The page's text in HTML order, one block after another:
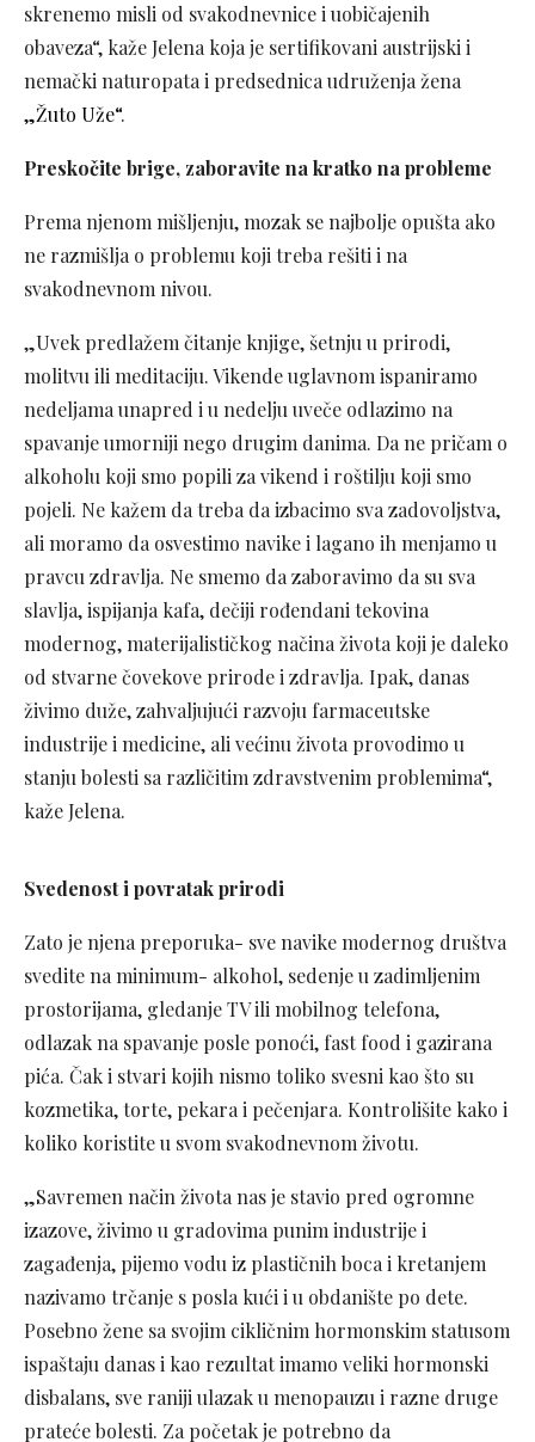
skrenemo misli od svakodnevnice i uobičajenih
obaveza“, kaže Jelena koja je sertifikovani austrijski i
nemački naturopata i predsednica udruženja žena
„Žuto Uže“.
Preskočite brige, zaboravite na kratko na probleme
Prema njenom mišljenju, mozak se najbolje opušta ako
ne razmišlja o problemu koji treba rešiti i na
svakodnevnom nivou.
„Uvek predlažem čitanje knjige, šetnju u prirodi,
molitvu ili meditaciju. Vikende uglavnom ispaniramo
nedeljama unapred i u nedelju uveče odlazimo na
spavanje umorniji nego drugim danima. Da ne pričam o
alkoholu koji smo popili za vikend i roštilju koji smo
pojeli. Ne kažem da treba da izbacimo sva zadovoljstva,
ali moramo da osvestimo navike i lagano ih menjamo u
pravcu zdravlja. Ne smemo da zaboravimo da su sva
slavlja, ispijanja kafa, dečiji rođendani tekovina
modernog, materijalističkog načina života koji je daleko
od stvarne čovekove prirode i zdravlja. Ipak, danas
živimo duže, zahvaljujući razvoju farmaceutske
industrije i medicine, ali većinu života provodimo u
stanju bolesti sa različitim zdravstvenim problemima“,
kaže Jelena.
Svedenost i povratak prirodi
Zato je njena preporuka- sve navike modernog društva
svedite na minimum- alkohol, sedenje u zadimljenim
prostorijama, gledanje TV ili mobilnog telefona,
odlazak na spavanje posle ponoći, fast food i gazirana
pića. Čak i stvari kojih nismo toliko svesni kao što su
kozmetika, torte, pekara i pečenjara. Kontrolišite kako i
koliko koristite u svom svakodnevnom životu.
„Savremen način života nas je stavio pred ogromne
izazove, živimo u gradovima punim industrije i
zagađenja, pijemo vodu iz plastičnih boca i kretanjem
nazivamo trčanje s posla kući i u obdanište po dete.
Posebno žene sa svojim cikličnim hormonskim statusom
ispaštaju danas i kao rezultat imamo veliki hormonski
disbalans, sve raniji ulazak u menopauzu i razne druge
prateće bolesti. Za početak je potrebno da